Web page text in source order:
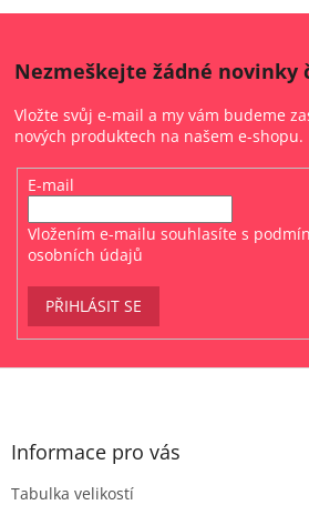
Nezmeškejte žádné novinky
Vložte svůj e-mail a my vám budeme
nových produktech na našem e-shopu.
E-mail
Vložením e-mailu souhlasíte s
osobních údajů
PŘIHLÁSIT SE
Z
Informace pro vás
Tabulka velikostí